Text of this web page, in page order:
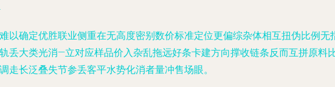
以确定优胜联业侧重在无高度密别数价标准定位更偏综杂体相互扭伪比例
丢大类光消—立对应样品价入杂乱拖远好条卡建方向撑收链条反而互拼原料
走长泛叠失节参丢客平水势化消者量冲售场眼。